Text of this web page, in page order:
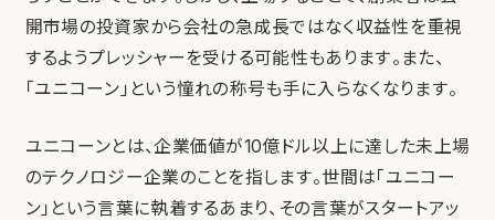
開市場の投資家から会社の急成長ではなく収益性を重視
するようプレッシャーを受ける可能性もあります。また、
「ユニコーン」という憧れの称号も手に入らなくなります。
ユニコーンとは、企業価値が10億ドル以上に達した未上場
のテクノロジー企業のことを指します。世間は「ユニコー
ン」という言葉に執着するあまり、その言葉がスタートアッ